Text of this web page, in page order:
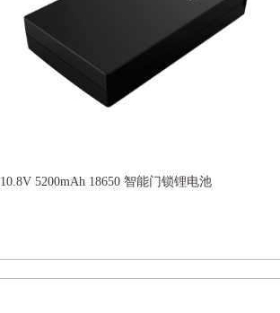
10.8V 5200mAh 18650 智能门锁锂电池